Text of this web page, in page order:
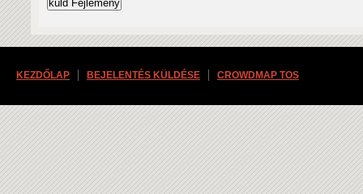
KEZDŐLAP BEJELENTÉS KÜLDÉSE CROWDMAP TOS